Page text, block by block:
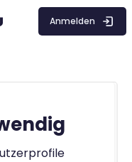
Anmelden